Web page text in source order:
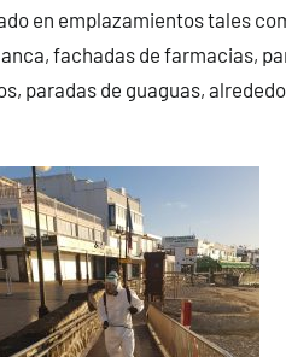
en emplazamientos tales
fachadas de farmacias,
paradas de guaguas,